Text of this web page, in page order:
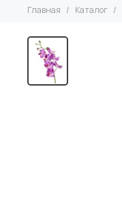
Главная Каталог